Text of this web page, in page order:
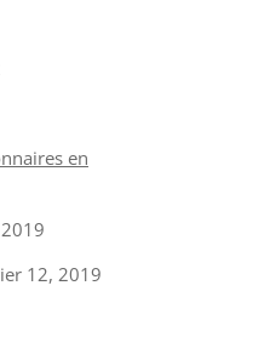
en
12, 2019